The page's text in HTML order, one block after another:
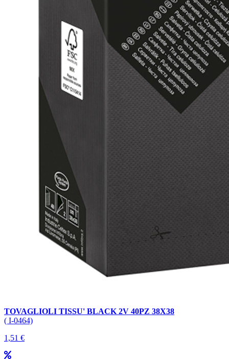
TOVAGLIOLI TISSU' BLACK 2V 40PZ 38X38
( I-0464)
1,51 €